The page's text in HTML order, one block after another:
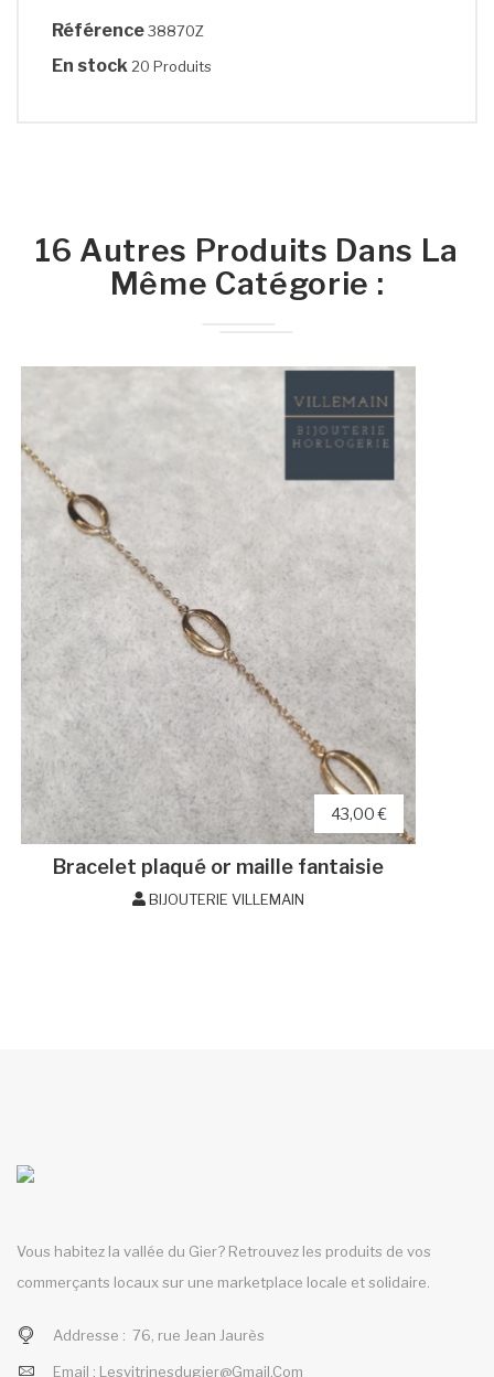
Référence38870Z
En stock 20 Produits
16 Autres Produits Dans La
Même Catégorie :
43,00 €
Bracelet plaqué or maille fantaisie
BIJOUTERIE VILLEMAIN
Vous habitez la vallée du Gier? Retrouvez les produits de vos
commerçants locaux sur une marketplace locale et solidaire.
Addresse : 76, rue Jean Jaurès
Email : Lesvitrinesdugier@gmail.com